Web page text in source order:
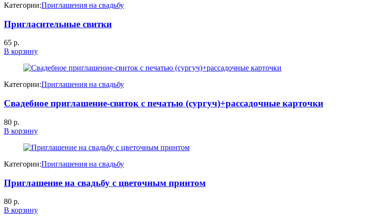
Категории:Приглашения на свадьбу
Пригласительные свитки
65 р.
В корзину
Категории:Приглашения на свадьбу
Свадебное приглашение-свиток с печатью (сургуч)+рассадочные карточки
80 р.
В корзину
Категории:Приглашения на свадьбу
Приглашение на свадьбу с цветочным принтом
80 р.
В корзину